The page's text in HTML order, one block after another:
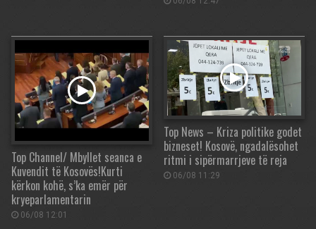
Top Channel/ Mbyllet seanca e
Kuvendit të Kosovës!Kurti
kërkon kohë, s’ka emër për
kryeparlamentarin
06/08 12:01
Top News – Kriza politike godet
bizneset! Kosovë, ngadalësohet
ritmi i sipërmarrjeve të reja
06/08 11:29